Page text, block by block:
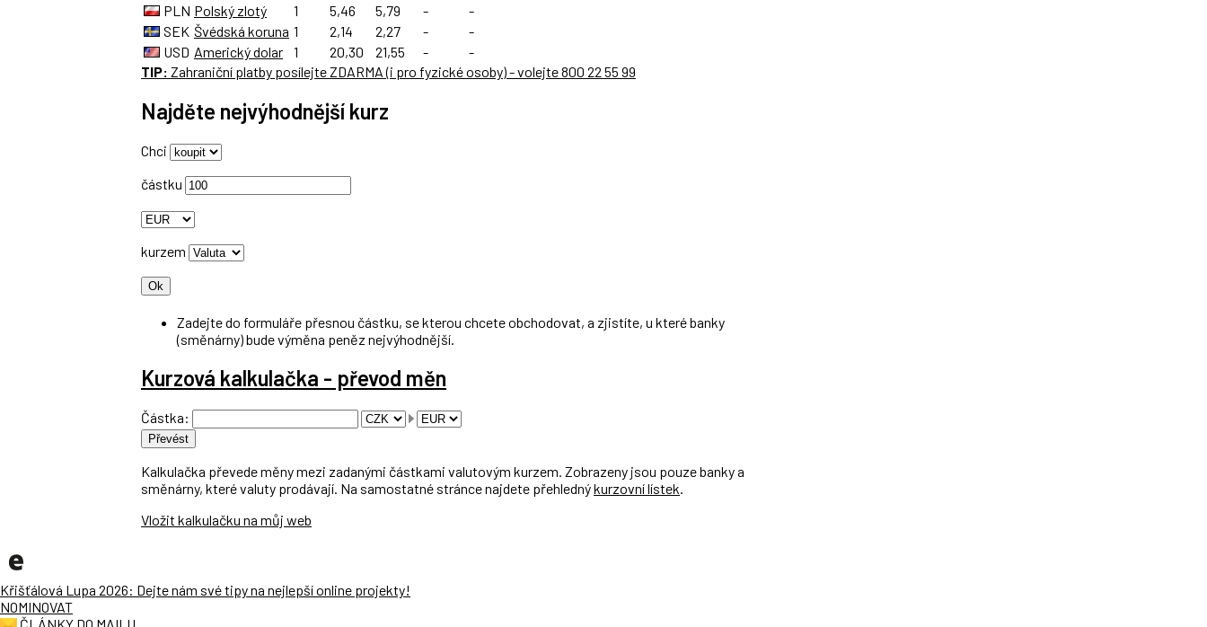
PLN Polský zlotý 1 5,46 5,79 -
-
SEK Švédská koruna 1 2,14 2,27 -
-
USD Americký dolar 1 20,30 21,55 -
-
TIP: Zahraniční platby posílejteZDARMA (i pro fyzické osoby) -volejte 800 22 55 99
Najděte nejvýhodnější kurz
Chci
částku
kurzem
Zadejte do formuláře přesnou částku, se kterou chcete obchodovat, a zjistíte, u které banky
(směnárny) bude výměna peněz nejvýhodnější.
Kurzová kalkulačka - převod měn
Částka:
Kalkulačka převede měny mezi zadanými částkami valutovým kurzem. Zobrazeny jsou pouze banky a
směnárny, které valuty prodávají. Na samostatné stránce najdete přehlednýkurzovní lístek.
Vložit kalkulačku na můj web
Křišťálová Lupa 2026: Dejte nám své tipy na nejlepší online projekty!
NOMINOVAT